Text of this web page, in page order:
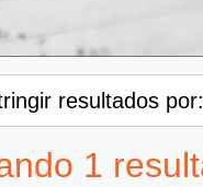
resultados por:
1